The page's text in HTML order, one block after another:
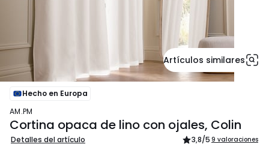
Artículos similares
Hecho en Europa
AM.PM
Cortina opaca de lino con ojales, Colin
Detalles del artículo 3,8/5 9 valoraciones